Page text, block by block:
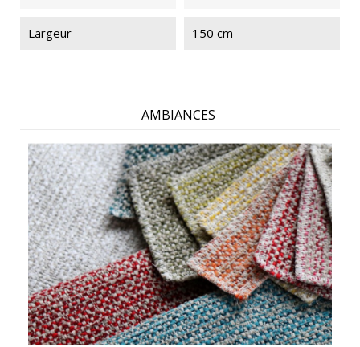
Largeur 150 cm
AMBIANCES